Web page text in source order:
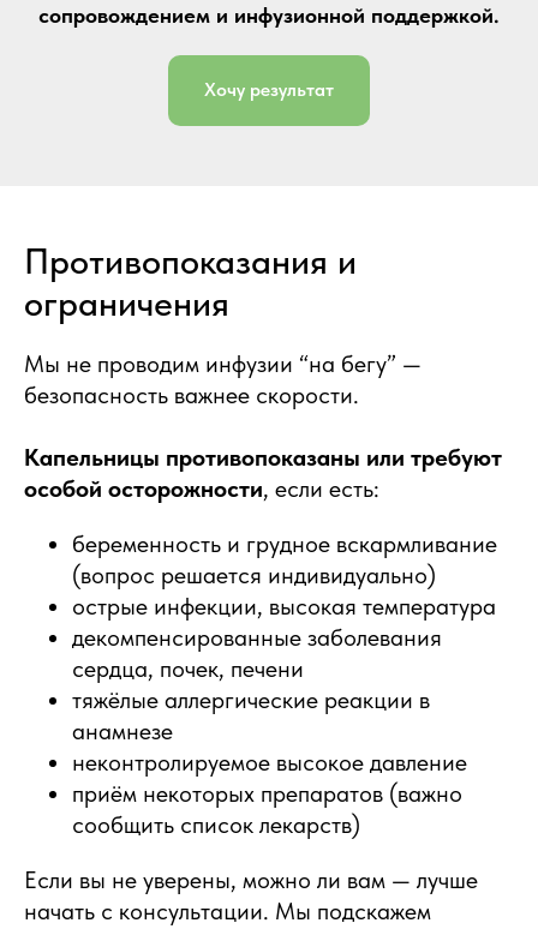
сопровождением и инфузионной поддержкой.
Хочу результат
Противопоказания и
ограничения
Мы не проводим инфузии “на бегу” —
безопасность важнее скорости.
Капельницы противопоказаны или требуют
особой осторожности, если есть:
беременность и грудное вскармливание
(вопрос решается индивидуально)
острые инфекции, высокая температура
декомпенсированные заболевания
сердца, почек, печени
тяжёлые аллергические реакции в
анамнезе
неконтролируемое высокое давление
приём некоторых препаратов (важно
сообщить список лекарств)
Если вы не уверены, можно ли вам — лучше
начать с консультации. Мы подскажем